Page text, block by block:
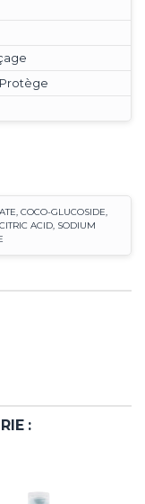
COCO-GLUCOSIDE,
ACID, SODIUM
: